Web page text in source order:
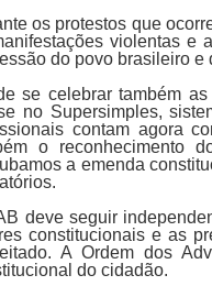
os protestos que
violentas e
do povo brasileiro e
se celebrar também
no Supersimples,
contam agora
o reconhecimento
a emenda
deve seguir
constitucionais e as
A Ordem dos
do cidadão.